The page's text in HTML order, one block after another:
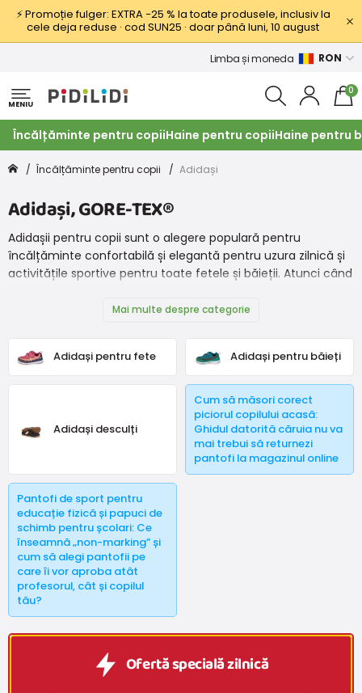
⚡ Promoție fulger: EXTRA −25 % la toate produsele, inclusiv la
cele deja reduse · cod SUN25 · doar până luni, 10 august
Limba și moneda RON
MENIU
0
Încălțăminte pentru copiiHaine pentru copiiHaine pentru
Încălțăminte pentru copii Adidași
Adidași, GORE-TEX®
Adidașii pentru copii sunt o alegere populară pentru
încălțăminte confortabilă și elegantă pentru uzura zilnică și
activitățile sportive pentru toate fetele și băieții. Atunci când
considerare mai mulți factori, cum ar fi confortul, mărimea
Crave, Biomecanics și Keen.
Mai multe despre categorie
Adidași pentru fete Adidași pentru băieți
Adidași desculți
Cum să măsori corect
piciorul copilului acasă:
Ghidul datorită căruia nu va
mai trebui să returnezi
pantofi la magazinul online
Pantofi de sport pentru
educație fizică și papuci de
schimb pentru școlari: Ce
înseamnă „non-marking” și
cum să alegi pantofii pe
care îi vor aproba atât
profesorul, cât și copilul
tău?
Ofertă specială zilnică